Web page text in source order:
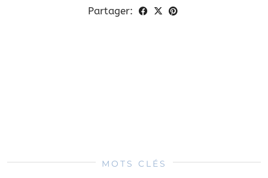
Partager:
MOTS CLÉS